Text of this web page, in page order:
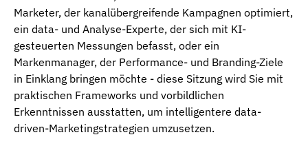
Marketer, der kanalübergreifende Kampagnen optimiert,
ein data- und Analyse-Experte, der sich mit KI-
gesteuerten Messungen befasst, oder ein
Markenmanager, der Performance- und Branding-Ziele
in Einklang bringen möchte - diese Sitzung wird Sie mit
praktischen Frameworks und vorbildlichen
Erkenntnissen ausstatten, um intelligentere data-
driven-Marketingstrategien umzusetzen.